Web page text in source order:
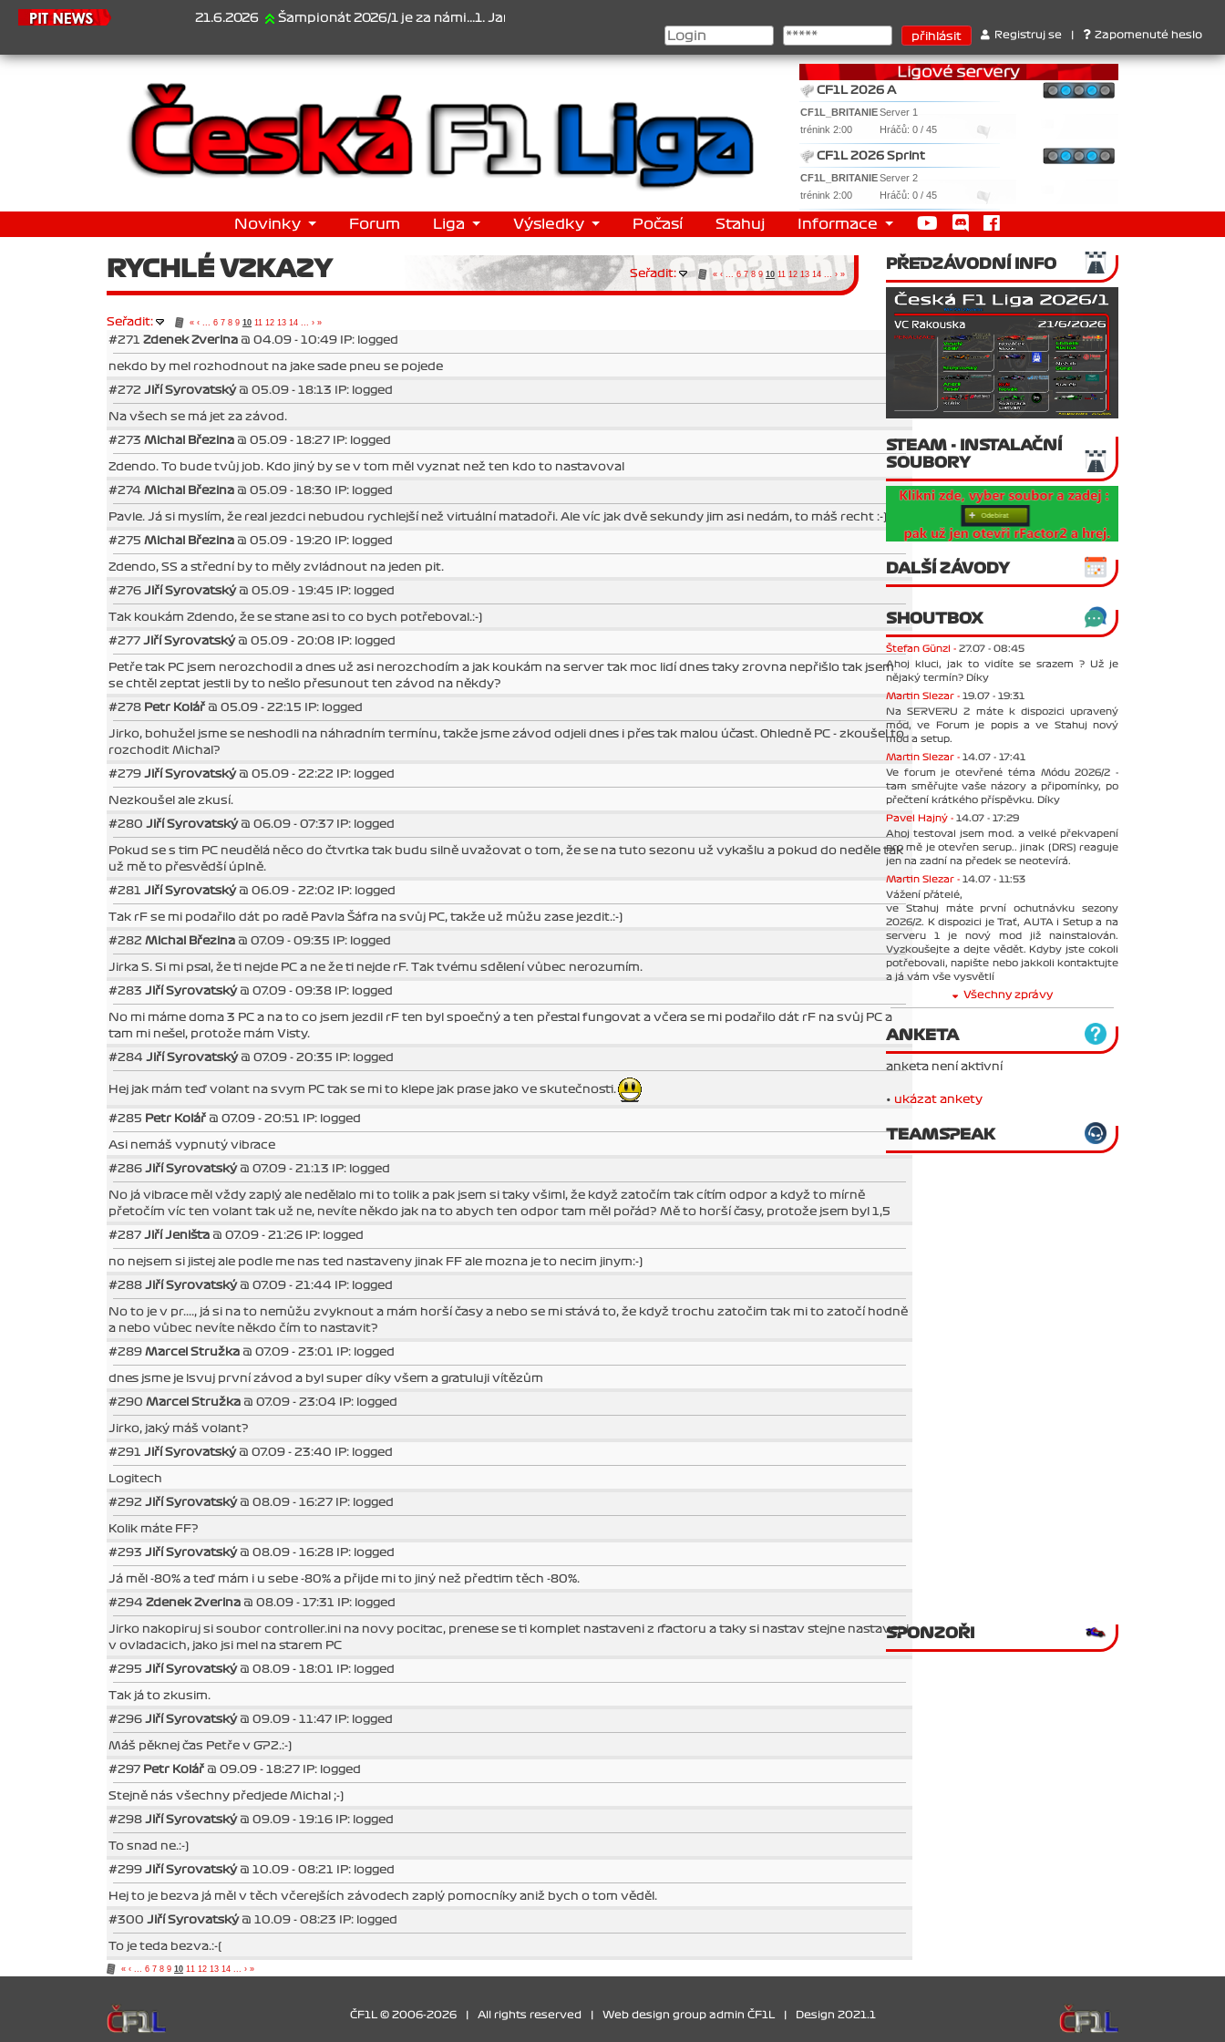
21.6.2026 Šampionát 2026/1 je za námi...1. Jan Veselý , 2. Jan Nováček , 3. Jakub Chmelík , Pohár konstruktérů : 1. Ferrari . 2. Williams , 3. RedBull ..... SprintCup -
Registruj se Zapomenuté heslo
CF1L 2026 A
CF1L_BRITANIEServer 1
trénink 2:00
Hráčů: 0 / 45
CF1L 2026 Sprint
CF1L_BRITANIEServer 2
trénink 2:00
Hráčů: 0 / 45
Novinky Forum Liga Výsledky Počasí Stahuj Informace
RYCHLÉ VZKAZY Seřadit: « ‹ ... 6 7 8 9 10 11 12 13 14 ... › »
Seřadit: « ‹ ... 6 7 8 9 10 11 12 13 14 ... › »
#271 Zdenek Zverina @ 04.09 - 10:49 IP: logged
nekdo by mel rozhodnout na jake sade pneu se pojede
#272 Jiří Syrovatský@ 05.09 - 18:13 IP: logged
Na všech se má jet za závod.
#273 Michal Březina @ 05.09 - 18:27 IP: logged
Zdendo. To bude tvůj job. Kdo jiný by se v tom měl vyznat než ten kdo to nastavoval
#274 Michal Březina @ 05.09 - 18:30 IP: logged
Pavle. Já si myslím, že real jezdci nebudou rychlejší než virtuální matadoři. Ale víc jak dvě sekundy jim asi nedám, to máš recht :-)
#275 Michal Březina @ 05.09 - 19:20 IP: logged
Zdendo, SS a střední by to měly zvládnout na jeden pit.
#276 Jiří Syrovatský@ 05.09 - 19:45 IP: logged
Tak koukám Zdendo, že se stane asi to co bych potřeboval.:-)
#277 Jiří Syrovatský@ 05.09 - 20:08 IP: logged
Petře tak PC jsem nerozchodil a dnes už asi nerozchodím a jak koukám na server tak moc lidí dnes taky zrovna nepřišlo tak jsem
se chtěl zeptat jestli by to nešlo přesunout ten závod na někdy?
#278 Petr Kolář @ 05.09 - 22:15 IP: logged
Jirko, bohužel jsme se neshodli na náhradním termínu, takže jsme závod odjeli dnes i přes tak malou účast. Ohledně PC - zkoušel to
rozchodit Michal?
#279 Jiří Syrovatský@ 05.09 - 22:22 IP: logged
Nezkoušel ale zkusí.
#280 Jiří Syrovatský@ 06.09 - 07:37 IP: logged
Pokud se s tim PC neudělá něco do čtvrtka tak budu silně uvažovat o tom, že se na tuto sezonu už vykašlu a pokud do neděle tak
už mě to přesvědší úplně.
#281 Jiří Syrovatský@ 06.09 - 22:02 IP: logged
Tak rF se mi podařilo dát po radě Pavla Šáfra na svůj PC, takže už můžu zase jezdit.:-)
#282 Michal Březina @ 07.09 - 09:35 IP: logged
Jirka S. Si mi psal, že ti nejde PC a ne že ti nejde rF. Tak tvému sdělení vůbec nerozumím.
#283 Jiří Syrovatský@ 07.09 - 09:38 IP: logged
No mi máme doma 3 PC a na to co jsem jezdil rF ten byl spoečný a ten přestal fungovat a včera se mi podařilo dát rF na svůj PC a
tam mi nešel, protože mám Visty.
#284 Jiří Syrovatský@ 07.09 - 20:35 IP: logged
Hej jak mám teď volant na svym PC tak se mi to klepe jak prase jako ve skutečnosti.
#285 Petr Kolář @ 07.09 - 20:51 IP: logged
Asi nemáš vypnutý vibrace
#286 Jiří Syrovatský@ 07.09 - 21:13 IP: logged
No já vibrace měl vždy zaplý ale nedělalo mi to tolik a pak jsem si taky všiml, že když zatočím tak cítím odpor a když to mírně
přetočím víc ten volant tak už ne, nevíte někdo jak na to abych ten odpor tam měl pořád? Mě to horší časy, protože jsem byl 1,5
#287 Jiří Jeništa @ 07.09 - 21:26 IP: logged
no nejsem si jistej ale podle me nas ted nastaveny jinak FF ale mozna je to necim jinym:-)
#288 Jiří Syrovatský@ 07.09 - 21:44 IP: logged
No to je v pr...., já si na to nemůžu zvyknout a mám horší časy a nebo se mi stává to, že když trochu zatočim tak mi to zatočí hodně
a nebo vůbec nevíte někdo čím to nastavit?
#289 Marcel Stružka @ 07.09 - 23:01 IP: logged
dnes jsme je lsvuj první závod a byl super díky všem a gratuluji vítězům
#290 Marcel Stružka @ 07.09 - 23:04 IP: logged
Jirko, jaký máš volant?
#291 Jiří Syrovatský@ 07.09 - 23:40 IP: logged
Logitech
#292 Jiří Syrovatský@ 08.09 - 16:27 IP: logged
Kolik máte FF?
#293 Jiří Syrovatský@ 08.09 - 16:28 IP: logged
Já měl -80% a teď mám i u sebe -80% a přijde mi to jiný než předtim těch -80%.
#294 Zdenek Zverina @ 08.09 - 17:31 IP: logged
Jirko nakopiruj si soubor controller.ini na novy pocitac, prenese se ti komplet nastaveni z rfactoru a taky si nastav stejne nastaveni
v ovladacich, jako jsi mel na starem PC
#295 Jiří Syrovatský@ 08.09 - 18:01 IP: logged
Tak já to zkusim.
#296 Jiří Syrovatský@ 09.09 - 11:47 IP: logged
Máš pěknej čas Petře v GP2.:-)
#297 Petr Kolář @ 09.09 - 18:27 IP: logged
Stejně nás všechny předjede Michal ;-)
#298 Jiří Syrovatský@ 09.09 - 19:16 IP: logged
To snad ne.:-)
#299 Jiří Syrovatský@ 10.09 - 08:21 IP: logged
Hej to je bezva já měl v těch včerejších závodech zaplý pomocníky aniž bych o tom věděl.
#300 Jiří Syrovatský@ 10.09 - 08:23 IP: logged
To je teda bezva.:-(
« ‹ ... 6 7 8 9 10 11 12 13 14 ... › »
PŘEDZÁVODNÍ INFO
STEAM - INSTALAČNÍ
SOUBORY
DALŠÍ ZÁVODY
SHOUTBOX
Štefan Günzl - 27.07 - 08:45
Ahoj kluci, jak to vidíte se srazem ? Už je
nějaký termín? Díky
Martin Slezar - 19.07 - 19:31
Na SERVERU 2 máte k dispozici upravený
mód, ve Forum je popis a ve Stahuj nový
mód a setup.
Martin Slezar - 14.07 - 17:41
Ve forum je otevřené téma Módu 2026/2 -
tam směřujte vaše názory a připomínky, po
přečtení krátkého příspěvku. Díky
Pavel Hajný - 14.07 - 17:29
Ahoj testoval jsem mod. a velké překvapení
pro mě je otevřen serup.. jinak (DRS) reaguje
jen na zadní na předek se neotevírá.
Martin Slezar - 14.07 - 11:53
Vážení přátelé,
ve Stahuj máte první ochutnávku sezony
2026/2. K dispozici je Trať, AUTA i Setup a na
serveru 1 je nový mod již nainstalován.
Vyzkoušejte a dejte vědět. Kdyby jste cokoli
potřebovali, napište nebo jakkoli kontaktujte
a já vám vše vysvětlí
Všechny zprávy
ANKETA
anketa není aktivní
• ukázat ankety
TEAMSPEAK
SPONZOŘI
ČF1L © 2006-2026 All rights reserved Web design group admin ČF1L Design 2021.1